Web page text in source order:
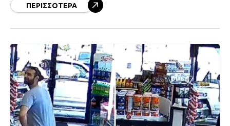
κορύφωση των Περσειδών. Διαρκώς
ΠΕΡΙΣΣΌΤΕΡΑ